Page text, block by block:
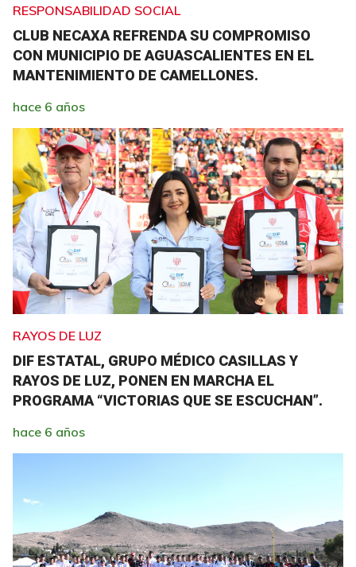
RESPONSABILIDAD SOCIAL
CLUB NECAXA REFRENDA SU COMPROMISO
CON MUNICIPIO DE AGUASCALIENTES EN EL
MANTENIMIENTO DE CAMELLONES.
hace 6 años
RAYOS DE LUZ
DIF ESTATAL, GRUPO MÉDICO CASILLAS Y
RAYOS DE LUZ, PONEN EN MARCHA EL
PROGRAMA “VICTORIAS QUE SE ESCUCHAN”.
hace 6 años